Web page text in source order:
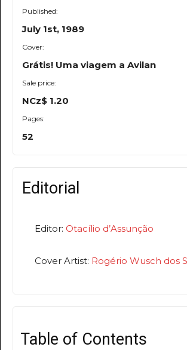
Published:
July 1st, 1989
Cover:
Grátis! Uma viagem a Avilan
Sale price:
NCz$ 1.20
Pages:
52
Editorial
Editor: Otacílio d’Assunção
Cover Artist: Rogério Wusch dos
Table of Contents